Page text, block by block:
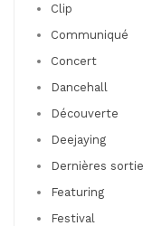
Clip
Communiqué
Concert
Dancehall
Découverte
Deejaying
Dernières
Featuring
Festival